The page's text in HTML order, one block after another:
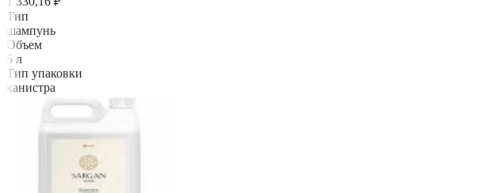
Тип
шампунь
Объем
5 л
Тип упаковки
канистра